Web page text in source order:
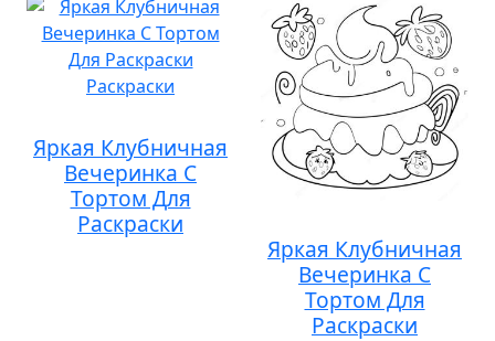
Яркая Клубничная
Вечеринка С
Тортом Для
Раскраски
Яркая Клубничная
Вечеринка С
Тортом Для
Раскраски